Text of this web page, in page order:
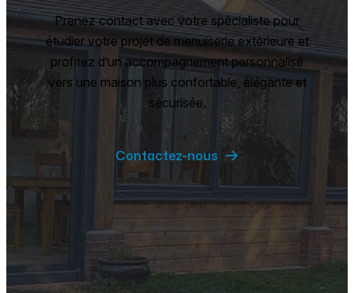
Prenez contact avec votre spécialiste pour
étudier votre projet de menuiserie extérieure et
profitez d’un accompagnement personnalisé
vers une maison plus confortable, élégante et
sécurisée.
Contactez-nous